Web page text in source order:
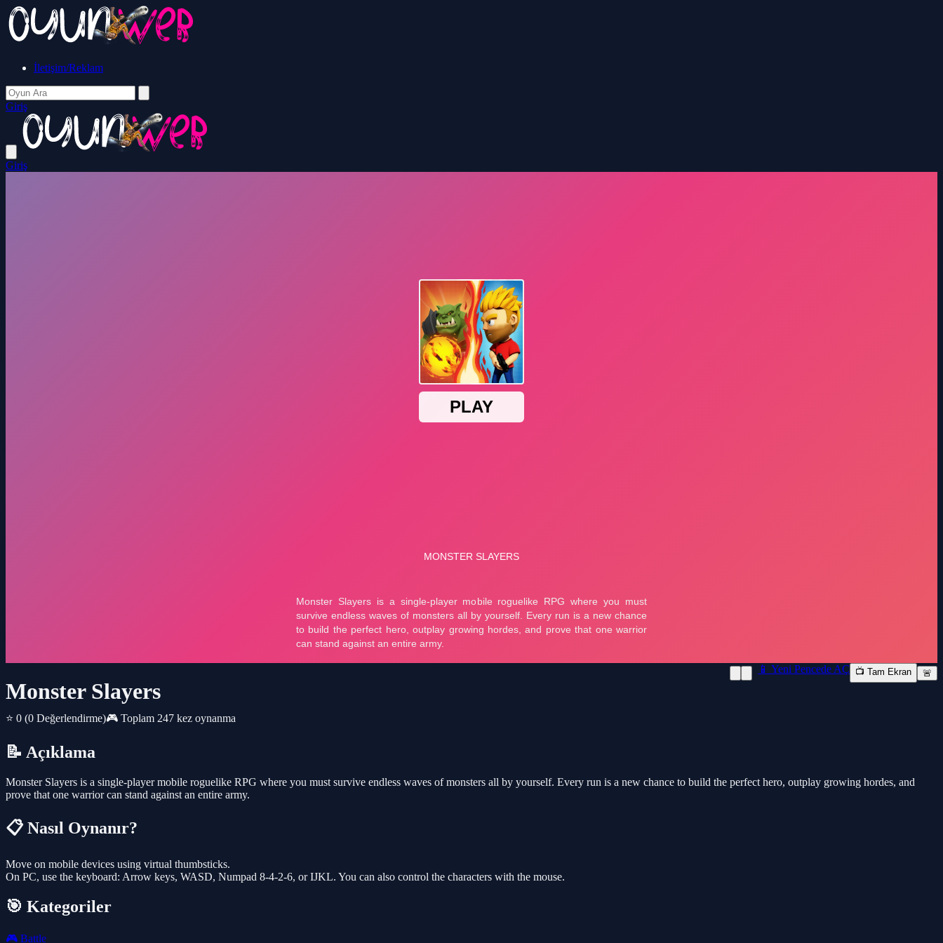
İletişim/Reklam
Giriş
Giriş
Monster Slayers
⭐ 0 (0 Değerlendirme)🎮 Toplam 247 kez oynanma
📱 Yeni Pencede AÇ 📺 Tam Ekran 🚨
📝 Açıklama
Monster Slayers is a single‑player mobile roguelike RPG where you must survive endless waves of monsters all by yourself. Every run is a new chance to build the perfect hero, outplay growing hordes, and
prove that one warrior can stand against an entire army.
📋 Nasıl Oynanır?
Move on mobile devices using virtual thumbsticks.
On PC, use the keyboard: Arrow keys, WASD, Numpad 8‑4‑2‑6, or IJKL. You can also control the characters with the mouse.
🎯 Kategoriler
🎮 Battle